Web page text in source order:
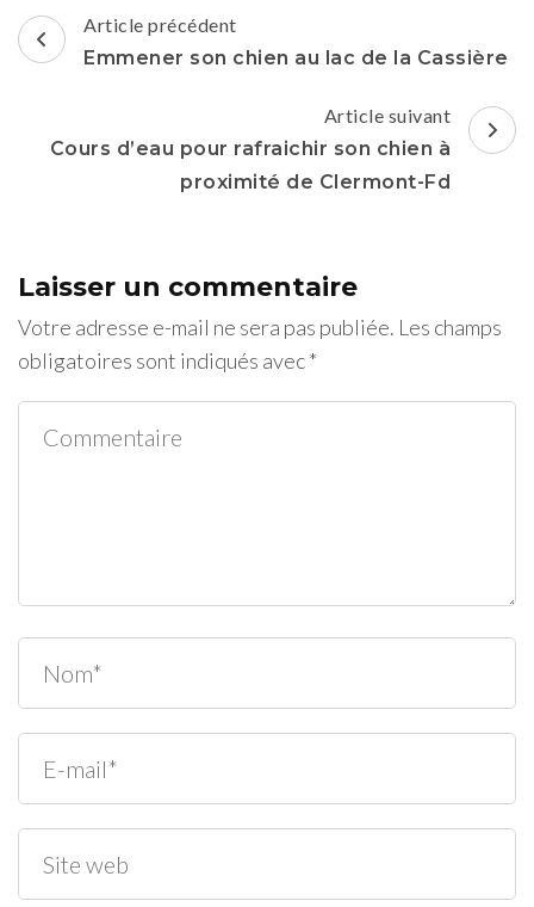
Navigation
d'article
Article précédent
Emmener son chien au lac de la Cassière
Article suivant
Cours d’eau pour rafraichir son chien à
proximité de Clermont-Fd
Laisser un commentaire
Votre adresse e-mail ne sera pas publiée. Les champs
obligatoires sont indiqués avec*